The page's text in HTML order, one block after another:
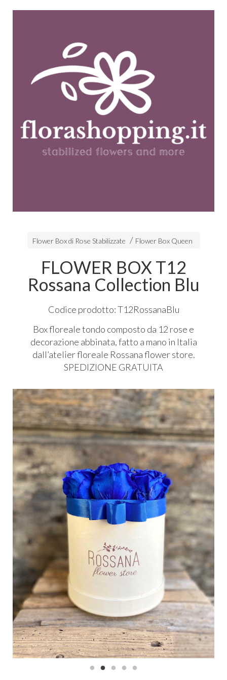
Flower Box di Rose Stabilizzate Flower Box Queen
FLOWER BOX T12
Rossana Collection Blu
Codice prodotto: T12RossanaBlu
Box floreale tondo composto da 12 rose e
decorazione abbinata, fatto a mano in Italia
dall’atelier floreale Rossana flower store.
SPEDIZIONE GRATUITA